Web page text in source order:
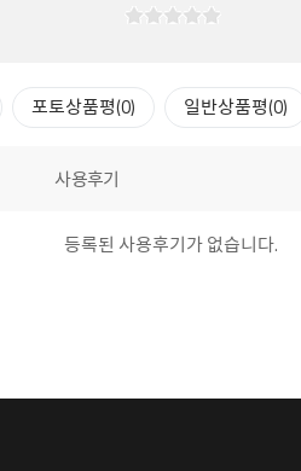
포토상품평(0) 일반상품평(0)
사용후기
등록된 사용후기가 없습니다.